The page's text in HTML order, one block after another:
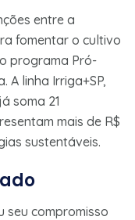
entre a
fomentar o cultivo
programa Pró-
A linha Irriga+SP,
soma 21
mais de R$
sustentáveis.
seu compromisso